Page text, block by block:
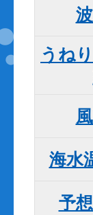
うね
海水
予